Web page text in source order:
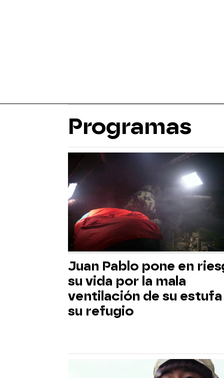
Programas
Juan Pablo pone en
su vida por la mala
ventilación de su estufa
su refugio